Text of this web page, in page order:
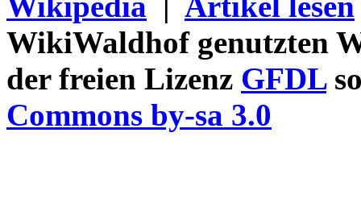
WikiWaldhof genutzten
der freien Lizenz GFDL
Commons by-sa 3.0